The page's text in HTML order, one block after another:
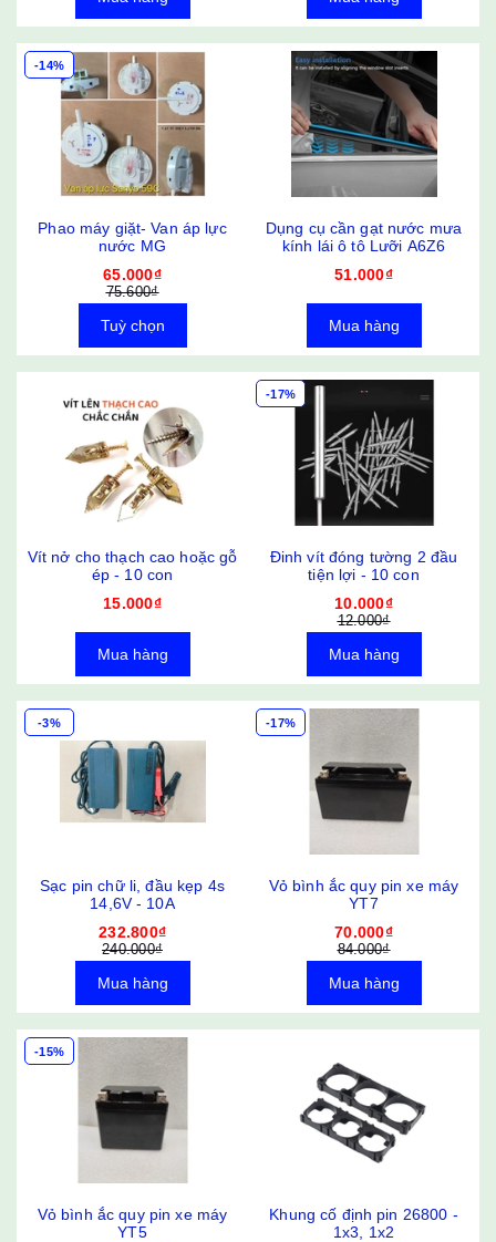
-14%
Phao máy giặt- Van áp lực
nước MG
65.000₫
75.600₫
Tuỳ chọn
Dụng cụ cần gạt nước mưa
kính lái ô tô Lưỡi A6Z6
51.000₫
Mua hàng
Vít nở cho thạch cao hoặc gỗ
ép - 10 con
15.000₫
Mua hàng
-17%
Đinh vít đóng tường 2 đầu
tiện lợi - 10 con
10.000₫
12.000₫
Mua hàng
-3%
Sạc pin chữ li, đầu kẹp 4s
14,6V - 10A
232.800₫
240.000₫
Mua hàng
-17%
Vỏ bình ắc quy pin xe máy
YT7
70.000₫
84.000₫
Mua hàng
-15%
Vỏ bình ắc quy pin xe máy
YT5
Khung cố định pin 26800 -
1x3, 1x2